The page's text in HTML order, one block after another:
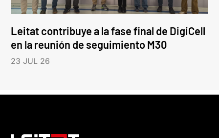
Leitat contribuye a la fase final de DigiCell
en la reunión de seguimiento M30
23 JUL 26